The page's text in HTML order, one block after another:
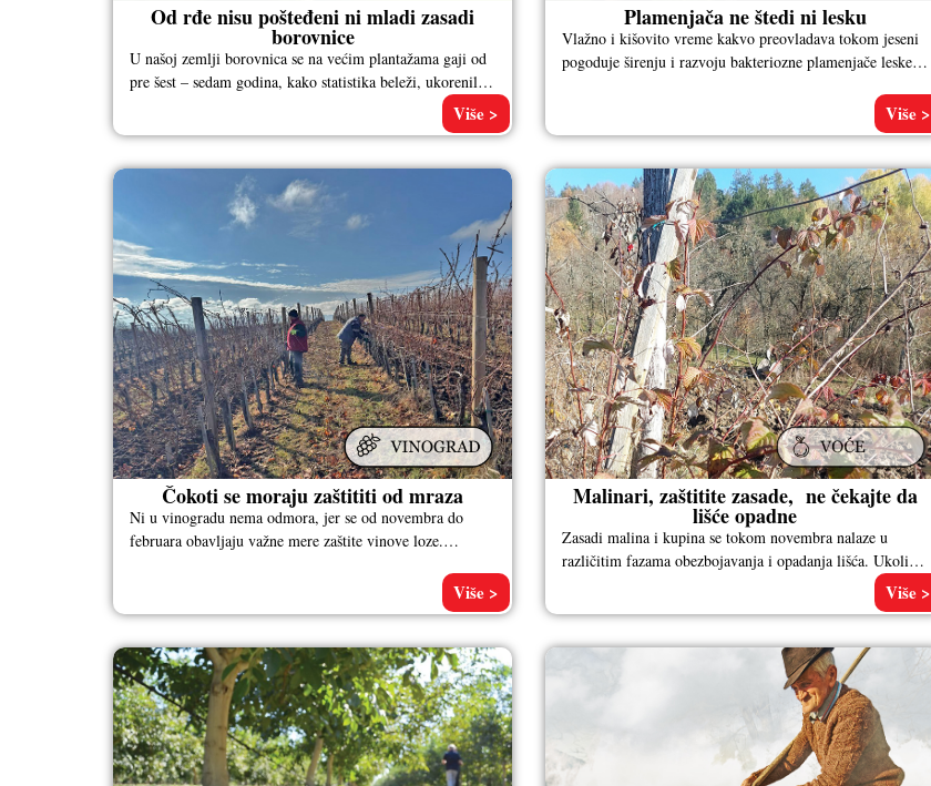
Od rđe nisu pošteđeni ni mladi zasadi
borovnice
U našoj zemlji borovnica se na većim plantažama gaji od
pre šest – sedam godina, kako statistika beleži, ukorenila
Više >
Plamenjača ne štedi ni lesku
Vlažno i kišovito vreme kakvo preovladava tokom jeseni
pogoduje širenju i razvoju bakteriozne plamenjače leske
Više >
Čokoti se moraju zaštititi od mraza
Ni u vinogradu nema odmora, jer se od novembra do
februara obavljaju važne mere zaštite vinove loze.
Više >
Malinari, zaštitite zasade, ne čekajte da
lišće opadne
Zasadi malina i kupina se tokom novembra nalaze u
različitim fazama obezbojavanja i opadanja lišća. Ukoliko
Više >